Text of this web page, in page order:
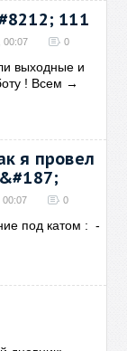
111
00:07 0
выходные и
! Всем →
я провел
00:07 0
под катом : -